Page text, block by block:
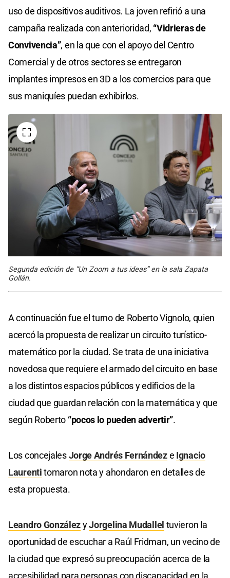
uso de dispositivos auditivos. La joven refirió a una
campaña realizada con anterioridad, “Vidrieras de
Convivencia”, en la que con el apoyo del Centro
Comercial y de otros sectores se entregaron
implantes impresos en 3D a los comercios para que
sus maniquíes puedan exhibirlos.
Segunda edición de “Un Zoom a tus ideas” en la sala Zapata
Gollán.
A continuación fue el turno de Roberto Vignolo, quien
acercó la propuesta de realizar un circuito turístico-
matemático por la ciudad. Se trata de una iniciativa
novedosa que requiere el armado del circuito en base
a los distintos espacios públicos y edificios de la
ciudad que guardan relación con la matemática y que
según Roberto “pocos lo pueden advertir”.
Los concejalesJorge Andrés Fernándeze Ignacio
Laurentitomaron nota y ahondaron en detalles de
esta propuesta.
Leandro GonzálezyJorgelina Mudallel tuvieron la
oportunidad de escuchar a Raúl Fridman, un vecino de
la ciudad que expresó su preocupación acerca de la
accesibilidad para personas con discapacidad en la